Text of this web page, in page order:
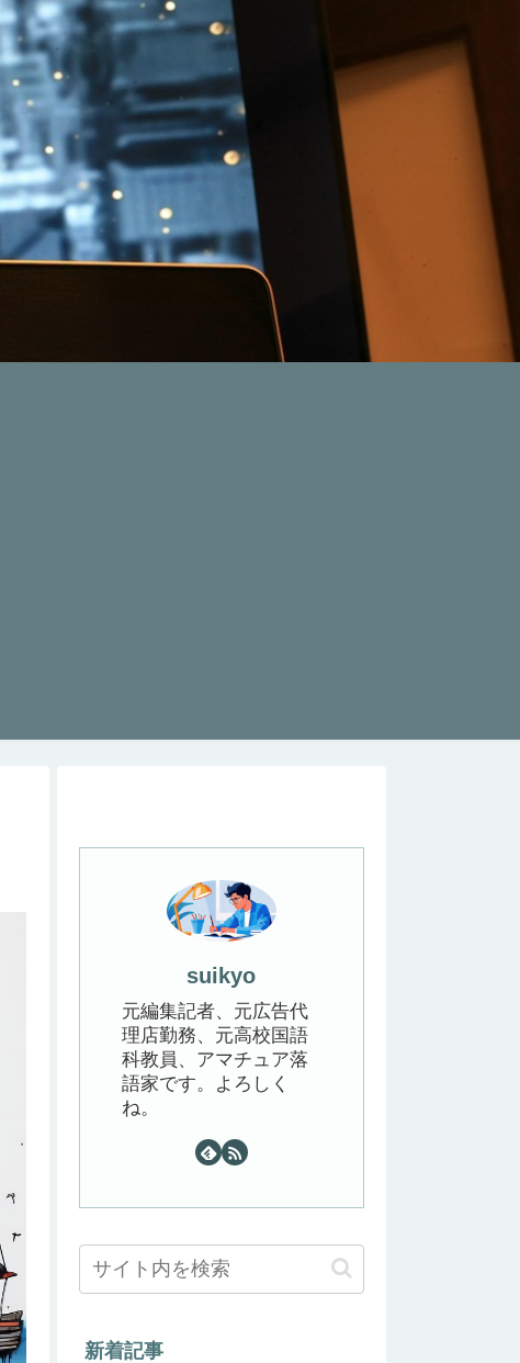
suikyo
元編集記者、元広告代
理店勤務、元高校国語
科教員、アマチュア落
語家です。よろしく
ね。
新着記事